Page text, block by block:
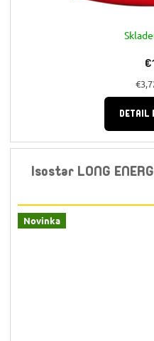
DETAIL
Isostar LONG
Novinka